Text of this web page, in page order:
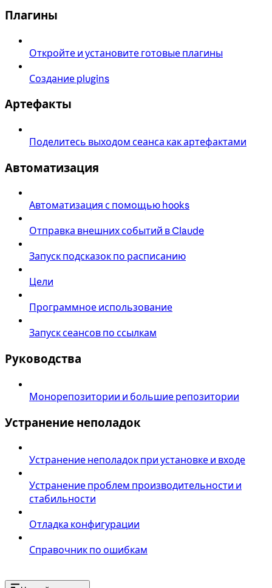
Плагины
Откройте и установите готовые плагины
Создание plugins
Артефакты
Поделитесь выходом сеанса как артефактами
Автоматизация
Автоматизация с помощью hooks
Отправка внешних событий в Claude
Запуск подсказок по расписанию
Цели
Программное использование
Запуск сеансов по ссылкам
Руководства
Монорепозитории и большие репозитории
Устранение неполадок
Устранение неполадок при установке и входе
Устранение проблем производительности и
стабильности
Отладка конфигурации
Справочник по ошибкам